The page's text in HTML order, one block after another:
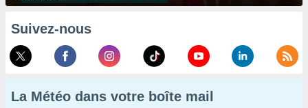
Suivez-nous
La Météo dans votre boîte mail